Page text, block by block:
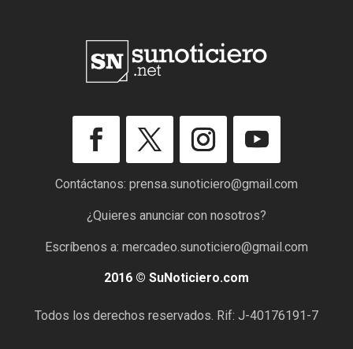
Contáctanos: prensa.sunoticiero@gmail.com
¿Quieres anunciar con nosotros?
Escríbenos a: mercadeo.sunoticiero@gmail.com
2016 © SuNoticiero.com
Todos los derechos reservados. Rif: J-40176191-7